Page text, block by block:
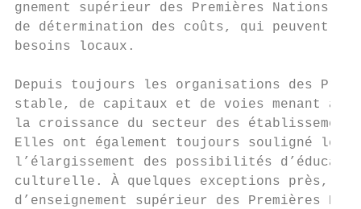
gnement supérieur des Premières Nations,
de détermination des coûts, qui peuvent
besoins locaux.
Depuis toujours les organisations des
stable, de capitaux et de voies menant à
la croissance du secteur des
Elles ont également toujours souligné le
l’élargissement des possibilités
culturelle. À quelques exceptions près, les
d’enseignement supérieur des Premières